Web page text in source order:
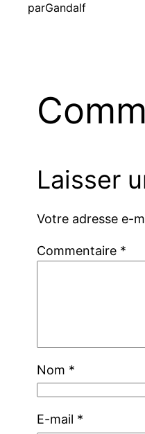
parGandalf
Laisser
Votre adresse e-
Commentaire *
Nom *
E-mail *